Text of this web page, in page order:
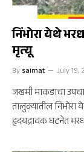
निंभोरा येथे
मृत्यू
By saimat July 19,
जखमी माकडाचा
तालुक्यातील
हृदयद्रावक घटनेत